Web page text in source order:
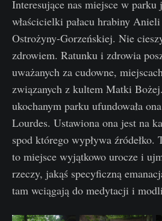
Interesujące nas miejsce w parku
właścicielki pałacu hrabiny
Ostrożyny-Gorzeńskiej. Nie
zdrowiem. Ratunku i zdrowia
uważanych za cudowne,
związanych z kultem Matki
ukochanym parku ufundowała
Lourdes. Ustawiona ona jest na
spod którego wypływa źródełko.
to miejsce wyjątkowo urocze i
rzeczy, jakąś specyficzną
tam wciągają do medytacji i